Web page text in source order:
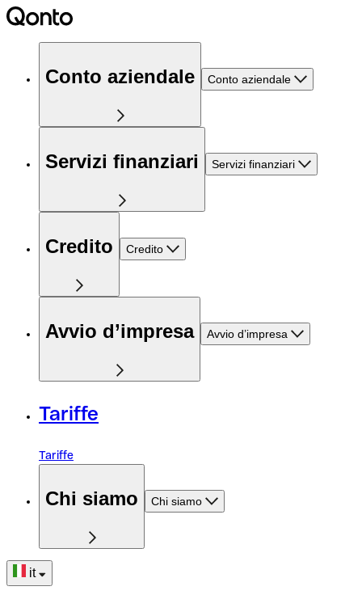
Conto aziendale Conto aziendale
Servizi finanziari Servizi finanziari
Credito Credito
Avvio d’impresa Avvio d’impresa
Tariffe
Tariffe
Chi siamo Chi siamo
it